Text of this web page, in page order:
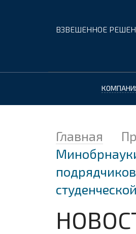
ВЗВЕШЕННОЕ
Главная